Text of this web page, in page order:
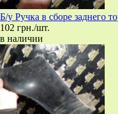
Б/у Ручка в сборе заднего
102 грн./шт.
в наличии